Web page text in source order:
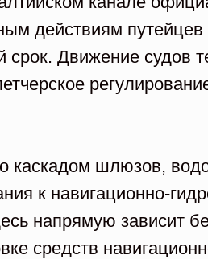
действиям
срок. Движение судов
каскадом шлюзов,
к навигационно-
напрямую зависит
средств